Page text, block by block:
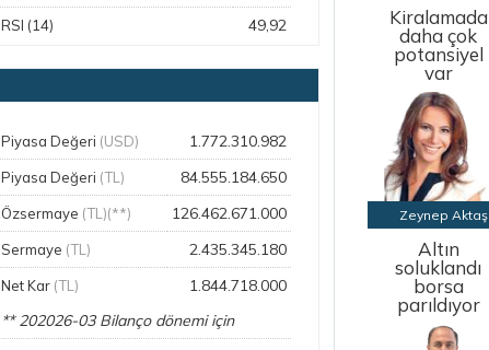
RSI (14) 49,92
Piyasa Değeri (USD) 1.772.310.982
Piyasa Değeri (TL) 84.555.184.650
Özsermaye (TL)(**) 126.462.671.000
Sermaye (TL) 2.435.345.180
Net Kar (TL)
1.844.718.000
** 202026-03 Bilanço dönemi için
Kiralamada
daha çok
potansiyel
var
Zeynep Aktaş
Altın
soluklandı
borsa
parıldıyor